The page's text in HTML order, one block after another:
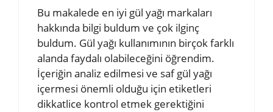
Bu makalede en iyi gül yağı markaları
hakkında bilgi buldum ve çok ilginç
buldum. Gül yağı kullanımının birçok farklı
alanda faydalı olabileceğini öğrendim.
İçeriğin analiz edilmesi ve saf gül yağı
içermesi önemli olduğu için etiketleri
dikkatlice kontrol etmek gerektiğini